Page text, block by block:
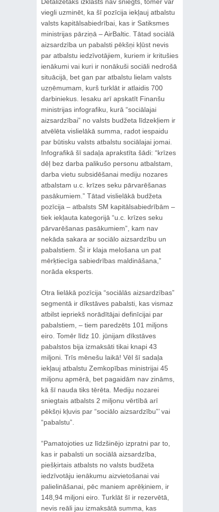
viegli uzminēt, ka šī pozīcija iekļauj atbalstu
valsts kapitālsabiedrībai, kas ir Satiksmes
ministrijas pārziņā – AirBaltic. Tātad sociālā
aizsardzība un pabalsti pēkšņi kļūst nevis
par atbalstu iedzīvotājiem, kuriem ir kritušies
ienākumi vai kuri ir nonākuši sociāli nedrošā
situācijā, bet gan par atbalstu lielam valsts
uzņēmumam, kurš turklāt ir atlaidis 700
darbiniekus. Iesaku arī apskatīt Finanšu
ministrijas infografiku, kurā “sociālajai
aizsardzībai” no valsts budžeta līdzekļiem ir
atvēlēta vislielākā summa, radot iespaidu
par būtisku valsts atbalstu sociālajai jomai.
Infografikā šī sadaļa aprakstīta šādi: “krīzes
dēļ bez darba palikušo personu atbalstam,
darba vietu subsidēšanai mediju nozares
atbalstam u.c. krīzes seku pārvarēšanas
pasākumiem.” Tātad vislielākā budžeta
pozīcija – atbalsts SM kapitālsabiedrībām –
tiek iekļauta kategorijā “u.c. krīzes seku
pārvarēšanas pasākumiem”, kam nav
nekāda sakara ar sociālo aizsardzību un
pabalstiem. Šī ir klaja melošana un pat
mērķtiecīga sabiedrības maldināšana,”
norāda eksperts.
Otra lielākā pozīcija “sociālās aizsardzības”
segmentā ir dīkstāves pabalsti, kas vismaz
atbilst iepriekš norādītājai definīcijai par
pabalstiem, – tiem paredzēts 101 miljons
eiro. Tomēr līdz 10. jūnijam dīkstāves
pabalstos bija izmaksāti tikai knapi 43
miljoni. Trīs mēnešu laikā! Vēl šī sadaļa
iekļauj atbalstu Zemkopības ministrijai 45
miljonu apmērā, bet pagaidām nav zināms,
kā šī nauda tiks tērēta. Mediju nozarei
sniegtais atbalsts 2 miljonu vērtībā arī
pēkšņi kļuvis par “sociālo aizsardzību”’ vai
“pabalstu”.
“Pamatojoties uz līdzšinējo izpratni par to,
kas ir pabalsti un sociālā aizsardzība,
piešķirtais atbalsts no valsts budžeta
iedzīvotāju ienākumu aizvietošanai vai
palielināšanai, pēc maniem aprēķiniem, ir
148,94 miljoni eiro. Turklāt šī ir rezervētā,
nevis reāli jau izmaksātā summa, kas